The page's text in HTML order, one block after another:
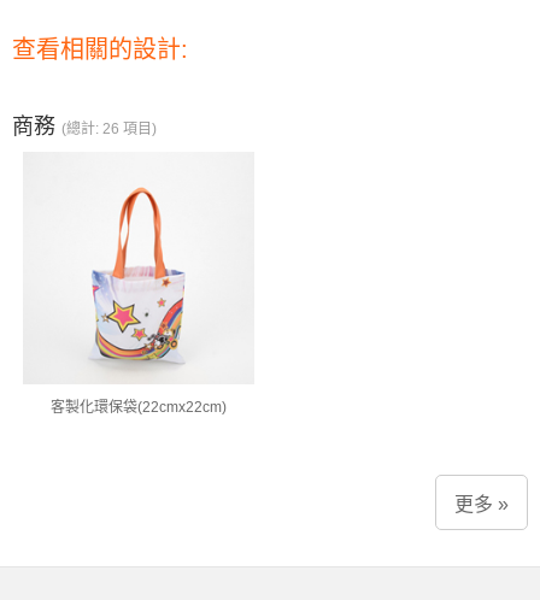
查看相關的設計:
商務 (總計: 26 項目)
客製化環保袋(22cmx22cm)
更多 »